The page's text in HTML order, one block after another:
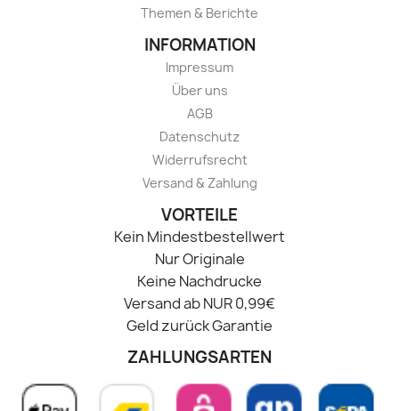
Themen & Berichte
INFORMATION
Impressum
Über uns
AGB
Datenschutz
Widerrufsrecht
Versand & Zahlung
VORTEILE
Kein Mindestbestellwert
Nur Originale
Keine Nachdrucke
Versand ab NUR 0,99€
Geld zurück Garantie
ZAHLUNGSARTEN